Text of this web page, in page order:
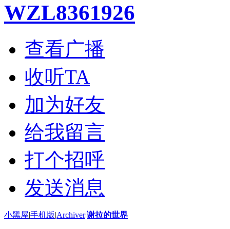
WZL8361926
查看广播
收听TA
加为好友
给我留言
打个招呼
发送消息
小黑屋|手机版|Archiver|谢拉的世界